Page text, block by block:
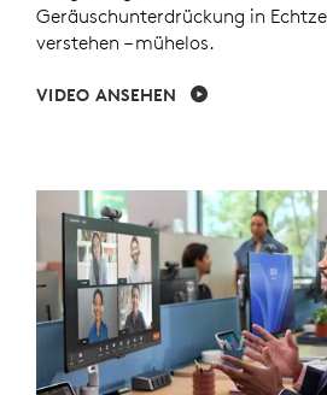
Geräuschunterdrückung in
verstehen – mühelos.
VIDEO ANSEHEN